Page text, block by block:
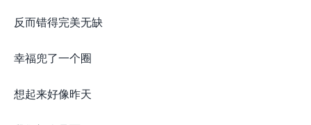
反而错得完美无缺
幸福兜了一个圈
想起来好像昨天